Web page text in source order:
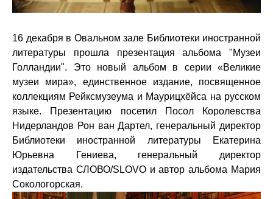
16 декабря в Овальном зале Библиотеки иностранной
литературы прошла презентация альбома "Музеи
Голландии". Это новый альбом в серии «Великие
музеи мира», единственное издание, посвященное
коллекциям Рейксмузеума и Маурицхёйса на русском
языке. Презентацию посетил Посол
Королевства
Нидерландов Рон ван Дартел, генеральный директор
Библиотеки иностранной литературы Екатерина
Юрьевна Гениева, генеральный директор
издательства СЛОВО/SLOVO иавтор альбома Мария
Сокологорская.